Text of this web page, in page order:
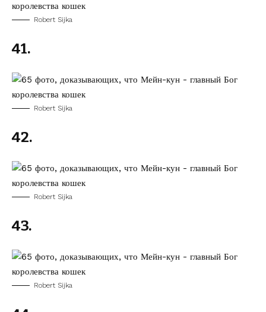
Robert Sijka
41.
Robert Sijka
42.
Robert Sijka
43.
Robert Sijka